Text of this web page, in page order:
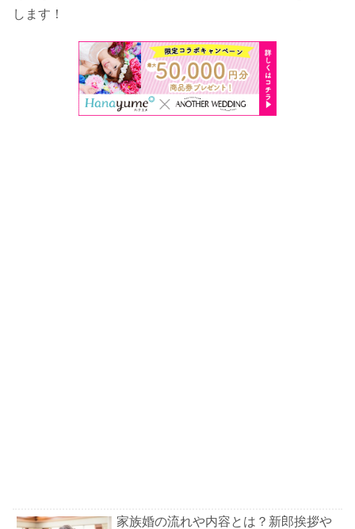
します！
家族婚の流れや内容とは？新郎挨拶や